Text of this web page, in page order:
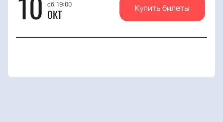
сб, 19:00
ОКТ Купить билеты